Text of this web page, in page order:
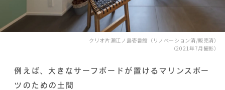
クリオ片瀬江ノ島壱番館（リノベーション済/販売済）
（2021年7月撮影）
例えば、大きなサーフボードが置けるマリンスポー
ツのための土間